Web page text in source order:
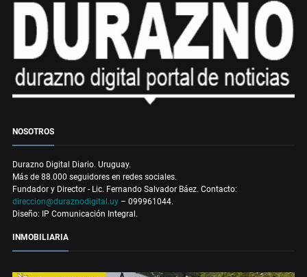
NOSOTROS
Durazno Digital Diario. Uruguay.
Más de 88.000 seguidores en redes sociales.
Fundador y Director - Lic. Fernando Salvador Báez. Contacto:
direccion@duraznodigital.uy – 099961044.
Diseño: IP Comunicación Integral.
INMOBILIARIA